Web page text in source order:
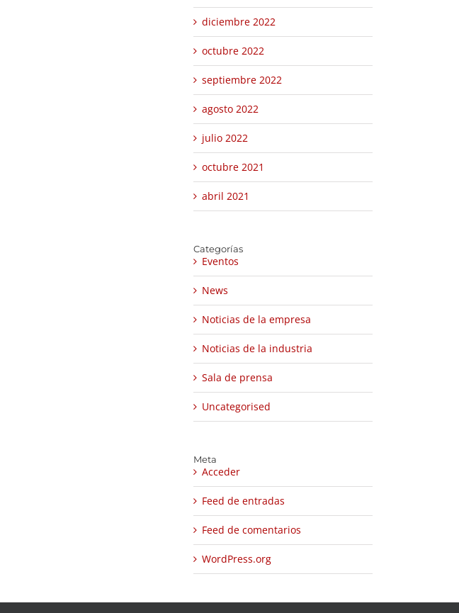
diciembre 2022
octubre 2022
septiembre 2022
agosto 2022
julio 2022
octubre 2021
abril 2021
Categorías
Eventos
News
Noticias de la empresa
Noticias de la industria
Sala de prensa
Uncategorised
Meta
Acceder
Feed de entradas
Feed de comentarios
WordPress.org